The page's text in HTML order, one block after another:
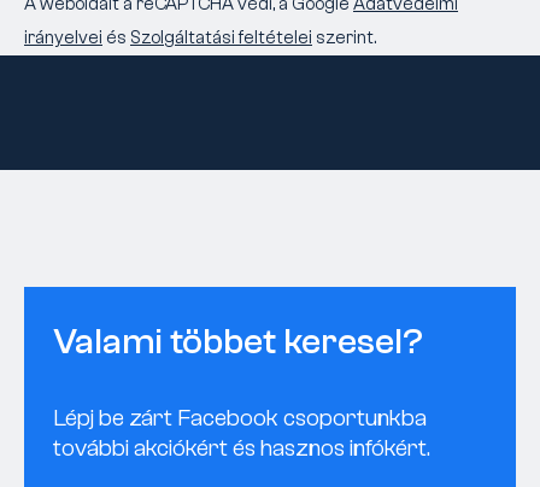
A weboldalt a reCAPTCHA védi, a Google Adatvédelmi
irányelvei és Szolgáltatási feltételei szerint.
Valami többet keresel?
Lépj be zárt Facebook csoportunkba
további akciókért és hasznos infókért.